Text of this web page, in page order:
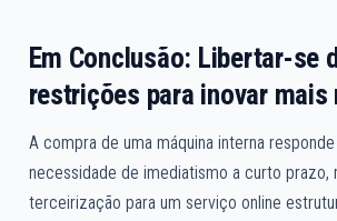
Em Conclusão: Libertar-se
restrições para inovar mais
A compra de uma máquina interna
necessidade de imediatismo a curto prazo,
terceirização para um serviço online